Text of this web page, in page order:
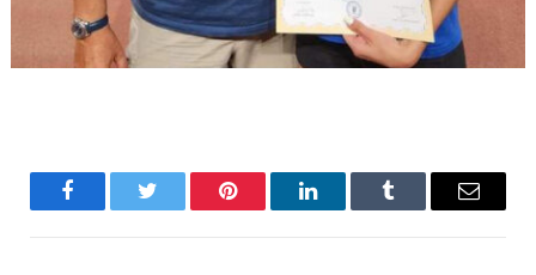
FacebookTwitter Pinterest LinkedInTumblr Email